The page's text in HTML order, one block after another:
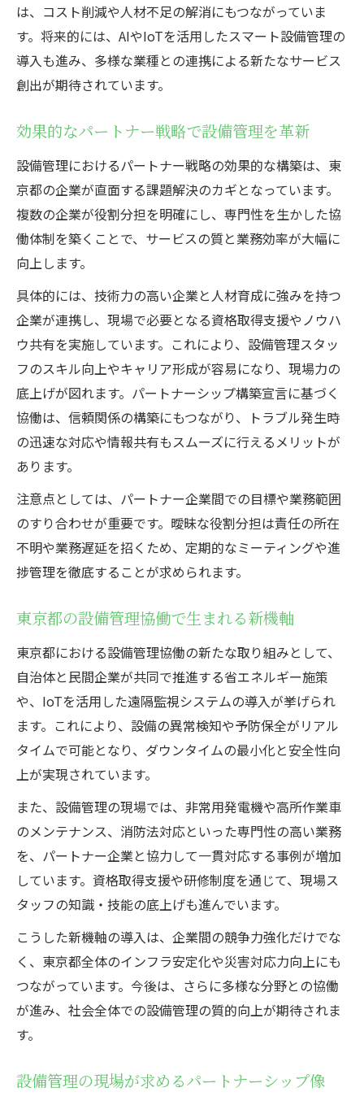
は、コスト削減や人材不足の解消にもつながっていま
す。将来的には、AIやIoTを活用したスマート設備管理の
導入も進み、多様な業種との連携による新たなサービス
創出が期待されています。
効果的なパートナー戦略で設備管理を革新
設備管理におけるパートナー戦略の効果的な構築は、東
京都の企業が直面する課題解決のカギとなっています。
複数の企業が役割分担を明確にし、専門性を生かした協
働体制を築くことで、サービスの質と業務効率が大幅に
向上します。
具体的には、技術力の高い企業と人材育成に強みを持つ
企業が連携し、現場で必要となる資格取得支援やノウハ
ウ共有を実施しています。これにより、設備管理スタッ
フのスキル向上やキャリア形成が容易になり、現場力の
底上げが図れます。パートナーシップ構築宣言に基づく
協働は、信頼関係の構築にもつながり、トラブル発生時
の迅速な対応や情報共有もスムーズに行えるメリットが
あります。
注意点としては、パートナー企業間での目標や業務範囲
のすり合わせが重要です。曖昧な役割分担は責任の所在
不明や業務遅延を招くため、定期的なミーティングや進
捗管理を徹底することが求められます。
東京都の設備管理協働で生まれる新機軸
東京都における設備管理協働の新たな取り組みとして、
自治体と民間企業が共同で推進する省エネルギー施策
や、IoTを活用した遠隔監視システムの導入が挙げられ
ます。これにより、設備の異常検知や予防保全がリアル
タイムで可能となり、ダウンタイムの最小化と安全性向
上が実現されています。
また、設備管理の現場では、非常用発電機や高所作業車
のメンテナンス、消防法対応といった専門性の高い業務
を、パートナー企業と協力して一貫対応する事例が増加
しています。資格取得支援や研修制度を通じて、現場ス
タッフの知識・技能の底上げも進んでいます。
こうした新機軸の導入は、企業間の競争力強化だけでな
く、東京都全体のインフラ安定化や災害対応力向上にも
つながっています。今後は、さらに多様な分野との協働
が進み、社会全体での設備管理の質的向上が期待されま
す。
設備管理の現場が求めるパートナーシップ像